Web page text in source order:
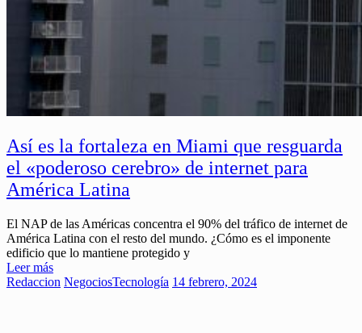
Así es la fortaleza en Miami que resguarda
el «poderoso cerebro» de internet para
América Latina
El NAP de las Américas concentra el 90% del tráfico de internet de
América Latina con el resto del mundo. ¿Cómo es el imponente
edificio que lo mantiene protegido y
Leer más
Redaccion NegociosTecnología 14 febrero, 2024